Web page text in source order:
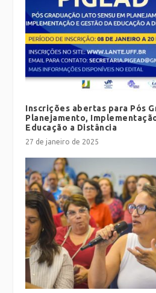
Inscrições abertas para Pós
Planejamento,
Educação a Distância
27 de janeiro de 2025